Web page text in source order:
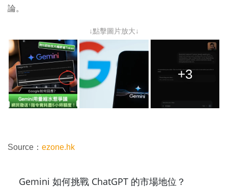
論。
↓點擊圖片放大↓
+3
Source： ezone.hk
Gemini 如何挑戰 ChatGPT 的市場地位？